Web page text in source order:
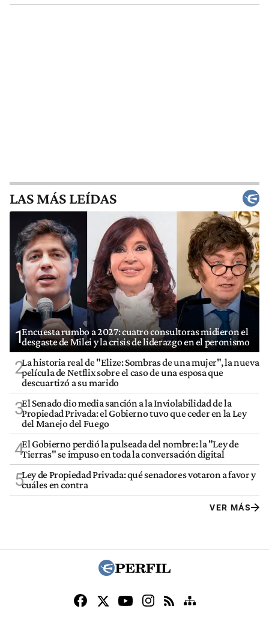
LAS MÁS LEÍDAS
1Encuesta rumbo a 2027: cuatro consultoras midieron el
desgaste de Milei y la crisis de liderazgo en el peronismo
2La historia real de "Elize: Sombras de una mujer", la nueva
película de Netflix sobre el caso de una esposa que
descuartizó a su marido
3El Senado dio media sanción a la Inviolabilidad de la
Propiedad Privada: el Gobierno tuvo que ceder en la Ley
del Manejo del Fuego
4El Gobierno perdió la pulseada del nombre: la "Ley de
Tierras" se impuso en toda la conversación digital
5Ley de Propiedad Privada: qué senadores votaron a favor y
cuáles en contra
VER MÁS